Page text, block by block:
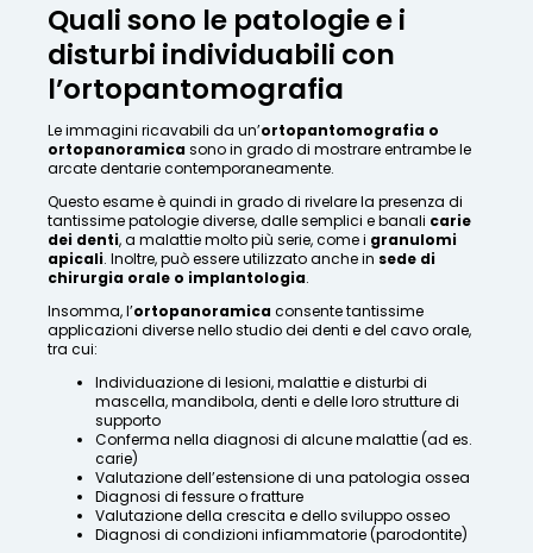
Quali sono le patologie e i
disturbi individuabili con
l’ortopantomografia
Le immagini ricavabili da un’ortopantomografia o
ortopanoramicasono in grado di mostrare entrambe le
arcate dentarie contemporaneamente.
Questo esame è quindi in grado di rivelare la presenza di
tantissime patologie diverse, dalle semplici e banali carie
dei denti, a malattie molto più serie, come i granulomi
apicali. Inoltre, può essere utilizzato anche in sede di
chirurgia orale o implantologia.
Insomma, l’ortopanoramicaconsente tantissime
applicazioni diverse nello studio dei denti e del cavo orale,
tra cui:
Individuazione di lesioni, malattie e disturbi di
mascella, mandibola, denti e delle loro strutture di
supporto
Conferma nella diagnosi di alcune malattie (ad es.
carie)
Valutazione dell’estensione di una patologia ossea
Diagnosi di fessure o fratture
Valutazione della crescita e dello sviluppo osseo
Diagnosi di condizioni infiammatorie (parodontite)